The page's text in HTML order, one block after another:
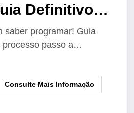
Definitivo
saber programar! Guia
processo passo a…
Consulte Mais Informação